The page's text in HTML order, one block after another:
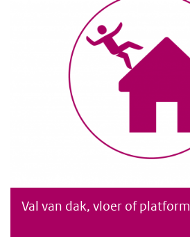
Val van dak, vloer of platform
Val van dak, vloer of platform